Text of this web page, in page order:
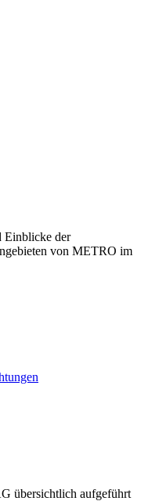
Einblicke der
von METRO im
übersichtlich aufgeführt